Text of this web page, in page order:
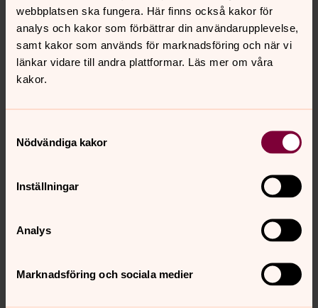
webbplatsen ska fungera. Här finns också kakor för
analys och kakor som förbättrar din användarupplevelse,
samt kakor som används för marknadsföring och när vi
länkar vidare till andra plattformar. Läs mer om våra
kakor.
Nödvändiga kakor
Inställningar
Analys
Marknadsföring och sociala medier
1937 Teol dr
1937 Docent i dogmatik
1940-12-15 Prästvigd i Uppsala
1958 Utnämnd till biskop i Härnösand
1967 Ärkebiskop
Synpunkter eller frågor på sidans
innehåll?